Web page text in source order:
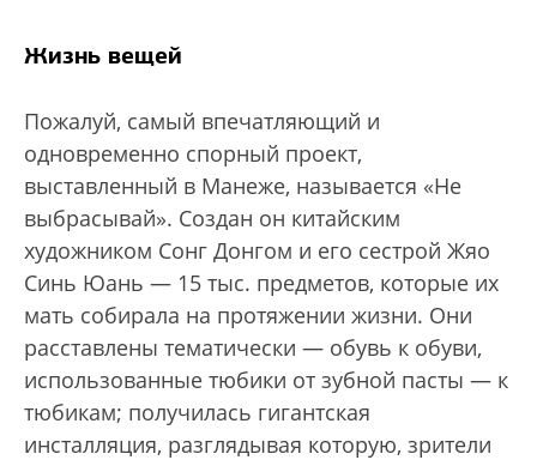
Жизнь вещей
Пожалуй, самый впечатляющий и
одновременно спорный проект,
выставленный в Манеже, называется «Не
выбрасывай». Создан он китайским
художником Сонг Донгом и его сестрой Жяо
Синь Юань — 15 тыс. предметов, которые их
мать собирала на протяжении жизни. Они
расставлены тематически — обувь к обуви,
использованные тюбики от зубной пасты — к
тюбикам; получилась гигантская
инсталляция, разглядывая которую, зрители